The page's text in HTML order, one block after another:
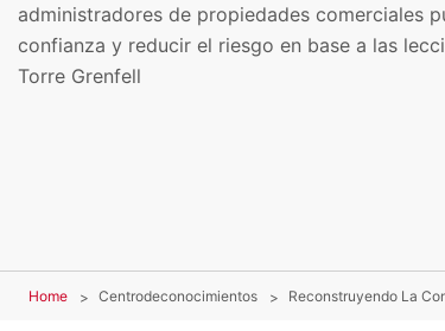
administradores de propiedades comerciales
confianza y reducir el riesgo en base a las
Torre Grenfell
Home Centrodeconocimientos Reconstruyendo La